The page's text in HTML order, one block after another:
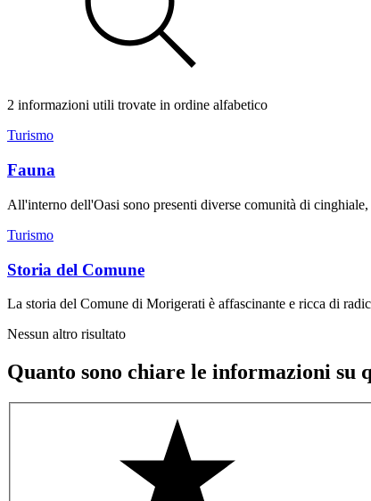
2 informazioni utili trovate in ordine alfabetico
Turismo
Fauna
All'interno dell'Oasi sono presenti diverse comunità di
Turismo
Storia del Comune
La storia del Comune di Morigerati è affascinante e ricca di
Nessun altro risultato
Quanto sono chiare le informazioni su